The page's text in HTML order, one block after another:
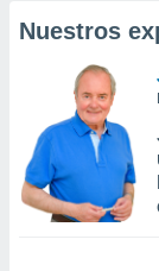
Nuestros